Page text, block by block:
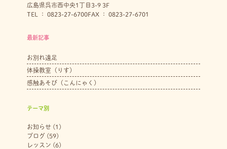
広島県呉市西中央1丁目3-9 3F
TEL ： 0823-27-6700FAX ： 0823-27-6701
最新記事
お別れ遠足
体操教室（りす）
感触あそび（こんにゃく）
テーマ別
お知らせ(1)
ブログ (59)
レッスン (6)